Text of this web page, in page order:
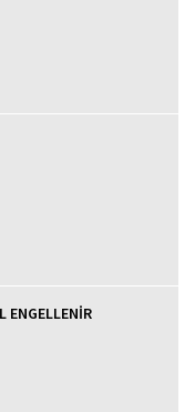
ENGELLENİR